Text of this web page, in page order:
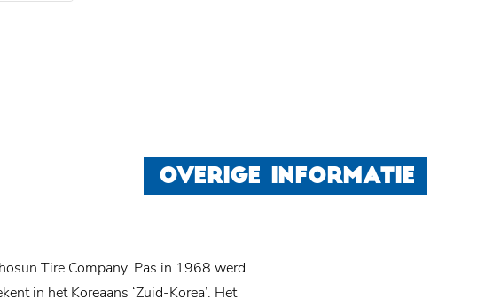
OVERIGE INFORMATIE
Tire Company. Pas in 1968 werd
in het Koreaans ‘Zuid-Korea’. Het